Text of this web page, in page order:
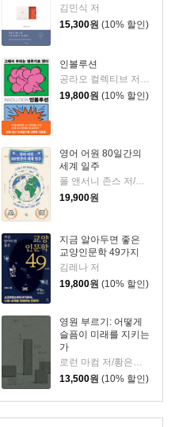
김민식 저
15,300원 (10% 할인)
인볼루션
공라오 컬렉티브 저/홍명교 역
19,800원 (10% 할인)
영어 어원 80일간의
세계 일주
19,900원
지금 알아두면 좋은
교양인문학 49가지
김레나 저
19,800원 (10% 할인)
영원 부르기: 어떻게
슬픔이 미래를 지키는
가
로런 마컴 저/황은주 역
13,500원 (10% 할인)